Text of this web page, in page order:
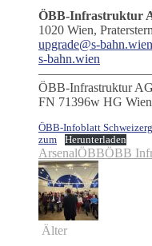
ÖBB-Infrastruktur
1020 Wien,
upgrade@s-bahn.wien
s-bahn.wien
ÖBB-Infrastruktur
FN 71396w HG
ÖBB-Infoblatt
zum
Herunterladen
ArsenalÖBBÖBB
Älter